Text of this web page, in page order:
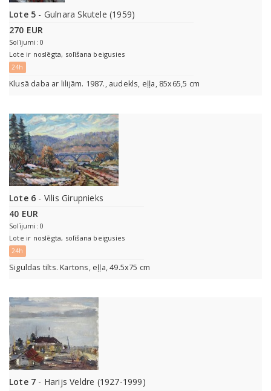
Lote 5 - Gulnara Skutele (1959)
270 EUR
Solījumi: 0
Lote ir noslēgta, solīšana beigusies
24h
Klusā daba ar lilijām. 1987., audekls, eļļa, 85x65,5 cm
Lote 6 - Vilis Girupnieks
40 EUR
Solījumi: 0
Lote ir noslēgta, solīšana beigusies
24h
Siguldas tilts. Kartons, eļļa, 49.5x75 cm
Lote 7 - Harijs Veldre (1927-1999)